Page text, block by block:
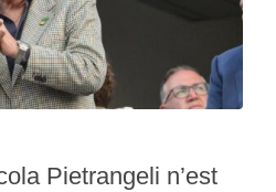
Pietrangeli n’est